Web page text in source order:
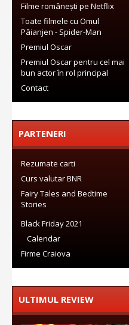
Filme românești pe Netflix
Toate filmele cu Omul
Pâianjen - Spider-Man
Premiul Oscar
Premiul Oscar pentru cel mai
bun actor în rol principal
Contact
PARTENERI
Rezumate carti
Curs valutar BNR
Fairy Tales and Bedtime
Stories
Black Friday 2021
Calendar
Firme Craiova
ULTIMUL REVIEW